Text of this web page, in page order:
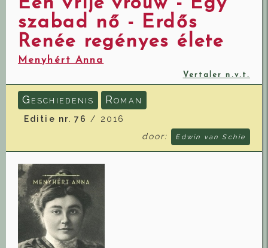
szabad nő - Erdős
Renée regényes élete
Menyhért Anna
Vertaler n.v.t.
G ESCHIEDENIS ROMAN
Editie nr. 76
/ 2016
door:
Edwin van Schie